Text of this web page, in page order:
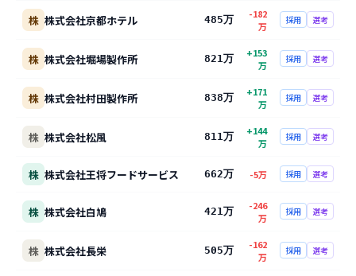
株 株式会社京都ホテル 485万
-182
万
採用 選考
株 株式会社堀場製作所 821万 +153
万
採用 選考
株 株式会社村田製作所 838万 +171
万
採用 選考
株 株式会社松風 811万 +144
万
採用 選考
株 株式会社王将フードサービス 662万 -5万 採用 選考
株 株式会社白鳩 421万
-246
万
採用 選考
株 株式会社長栄 505万
-162
万
採用 選考